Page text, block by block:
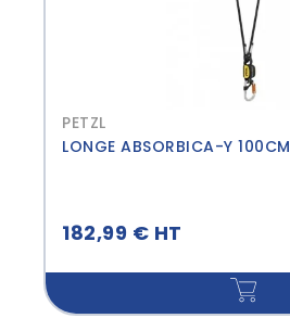
PETZL
LONGE ABSORBICA-Y 100CM
182,99 € HT